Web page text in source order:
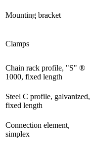
Mounting bracket
Clamps
Chain rack profile, "S" ®
1000, fixed length
Steel C profile, galvanized,
fixed length
Connection element,
simplex